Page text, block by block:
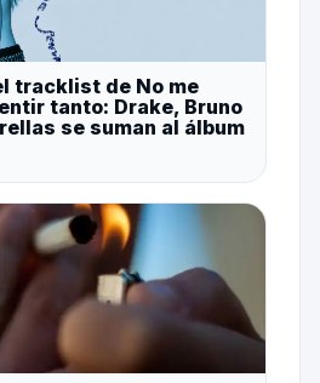
tracklist de No me
tanto: Drake, Bruno
se suman al álbum